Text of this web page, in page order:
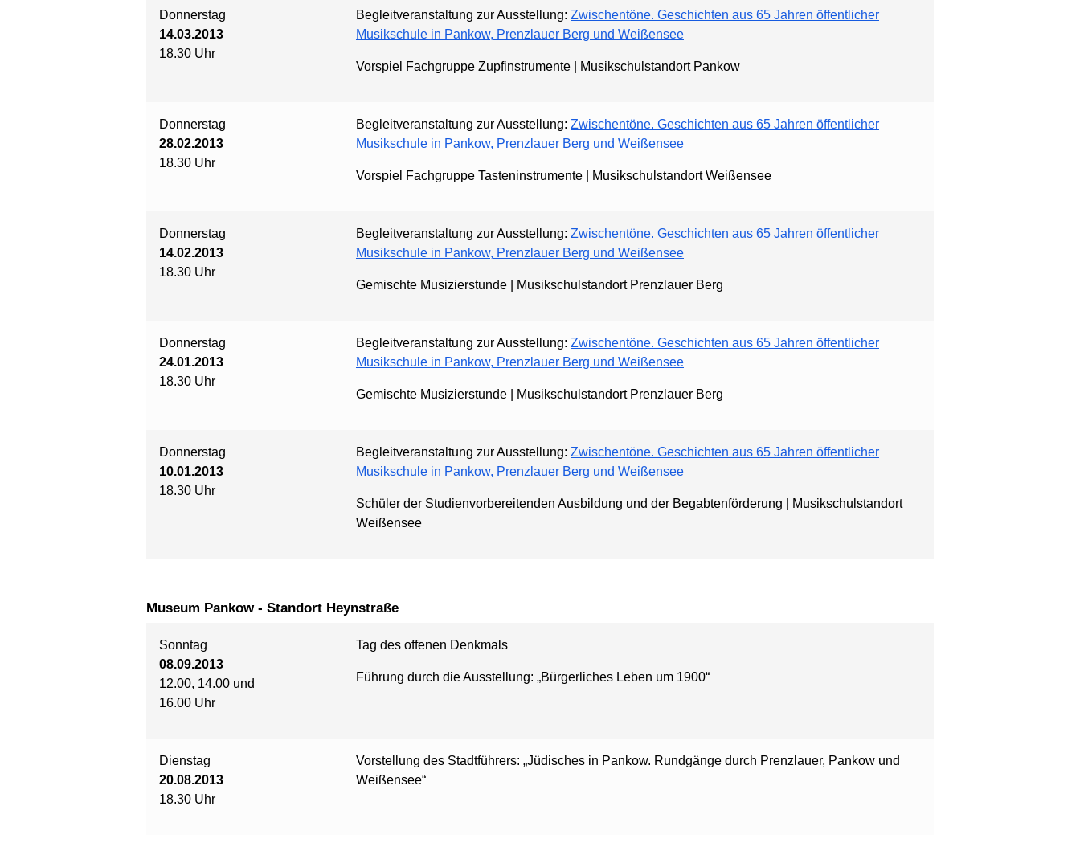
Donnerstag
14.03.2013
18.30 Uhr
Begleitveranstaltung zur Ausstellung: Zwischentöne. Geschichten aus 65 Jahren öffentlicher
Musikschule in Pankow, Prenzlauer Berg und Weißensee
Vorspiel Fachgruppe Zupfinstrumente | Musikschulstandort Pankow
Donnerstag
28.02.2013
18.30 Uhr
Begleitveranstaltung zur Ausstellung: Zwischentöne. Geschichten aus 65 Jahren öffentlicher
Musikschule in Pankow, Prenzlauer Berg und Weißensee
Vorspiel Fachgruppe Tasteninstrumente | Musikschulstandort Weißensee
Donnerstag
14.02.2013
18.30 Uhr
Begleitveranstaltung zur Ausstellung: Zwischentöne. Geschichten aus 65 Jahren öffentlicher
Musikschule in Pankow, Prenzlauer Berg und Weißensee
Gemischte Musizierstunde | Musikschulstandort Prenzlauer Berg
Donnerstag
24.01.2013
18.30 Uhr
Begleitveranstaltung zur Ausstellung: Zwischentöne. Geschichten aus 65 Jahren öffentlicher
Musikschule in Pankow, Prenzlauer Berg und Weißensee
Gemischte Musizierstunde | Musikschulstandort Prenzlauer Berg
Donnerstag
10.01.2013
18.30 Uhr
Begleitveranstaltung zur Ausstellung: Zwischentöne. Geschichten aus 65 Jahren öffentlicher
Musikschule in Pankow, Prenzlauer Berg und Weißensee
Schüler der Studienvorbereitenden Ausbildung und der Begabtenförderung | Musikschulstandort
Weißensee
Museum Pankow - Standort Heynstraße
Sonntag
08.09.2013
12.00, 14.00 und
16.00 Uhr
Tag des offenen Denkmals
Führung durch die Ausstellung: „Bürgerliches Leben um 1900“
Dienstag
20.08.2013
18.30 Uhr
Vorstellung des Stadtführers: „Jüdisches in Pankow. Rundgänge durch Prenzlauer, Pankow und
Weißensee“